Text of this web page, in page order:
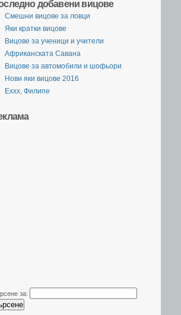
добавени вицове
Смешни вицове за ловци
Яки кратки вицове
Вицове за ученици и учители
Африканската Савана
Вицове за автомобили и шофьори
Нови яки вицове 2016
Еххх, Филипе
за: